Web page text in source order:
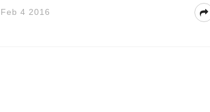
Feb 4 2016